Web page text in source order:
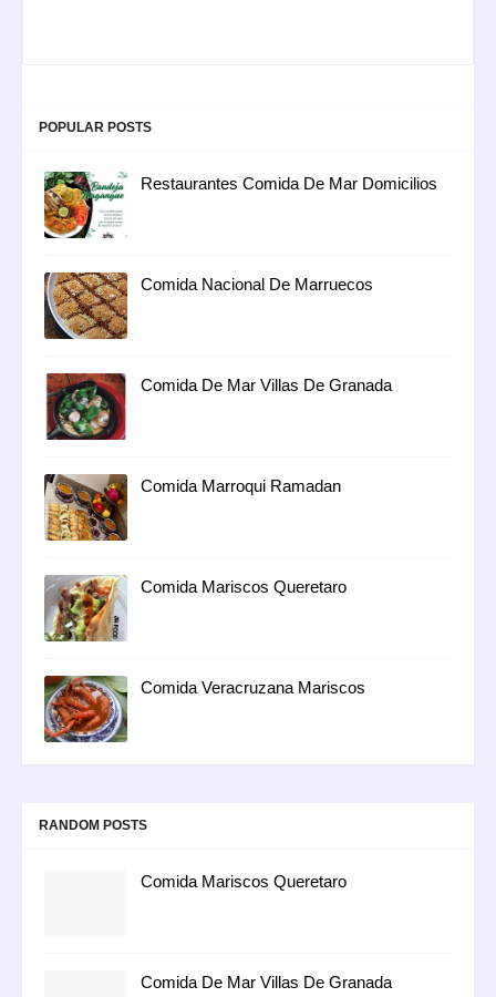
POPULAR POSTS
Restaurantes Comida De Mar Domicilios
Comida Nacional De Marruecos
Comida De Mar Villas De Granada
Comida Marroqui Ramadan
Comida Mariscos Queretaro
Comida Veracruzana Mariscos
RANDOM POSTS
Comida Mariscos Queretaro
Comida De Mar Villas De Granada